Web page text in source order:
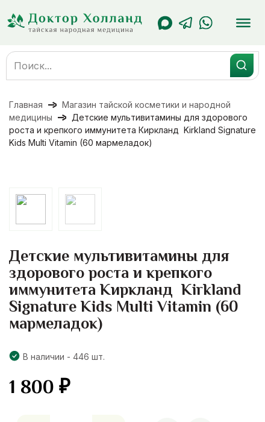
содержанию
Search
for:
Главная
Магазин тайской косметики и народной
медицины
Детские мультивитамины для здорового
роста и крепкого иммунитета Киркланд Kirkland Signature
Kids Multi Vitamin (60 мармеладок)
Детские мультивитамины для
здорового роста и крепкого
иммунитета Киркланд Kirkland
Signature Kids Multi Vitamin (60
мармеладок)
В наличии - 446 шт.
1 800₽